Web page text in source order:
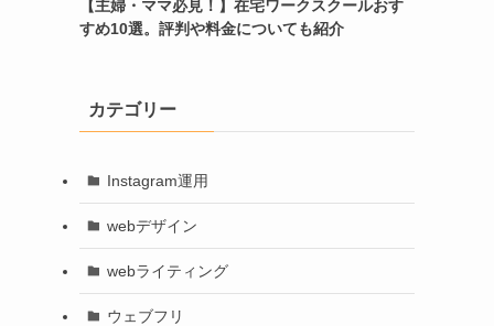
【主婦・ママ必見！】在宅ワークスクールおす
すめ10選。評判や料金についても紹介
カテゴリー
Instagram運用
webデザイン
webライティング
ウェブフリ